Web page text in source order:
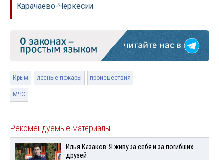
Карачаево-Черкесии
Крым лесные пожары происшествия
МЧС
Рекомендуемые материалы
Илья Казаков: Я живу за себя и за погибших
друзей